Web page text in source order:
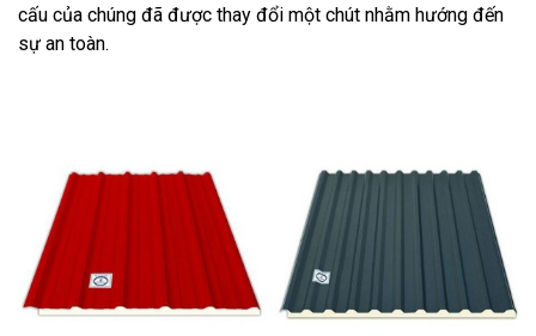
cấu của chúng đã được thay đổi một chút nhằm hướng đến
sự an toàn.